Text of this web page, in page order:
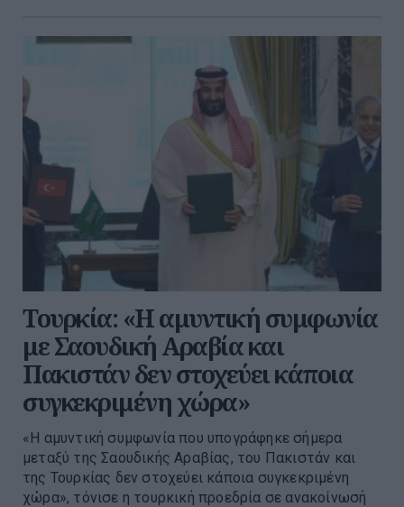
Τουρκία: «Η αμυντική συμφωνία
με Σαουδική Αραβία και
Πακιστάν δεν στοχεύει κάποια
συγκεκριμένη χώρα»
«Η αμυντική συμφωνία που υπογράφηκε σήμερα
μεταξύ της Σαουδικής Αραβίας, του Πακιστάν και
της Τουρκίας δεν στοχεύει κάποια συγκεκριμένη
χώρα», τόνισε η τουρκική προεδρία σε ανακοίνωσή